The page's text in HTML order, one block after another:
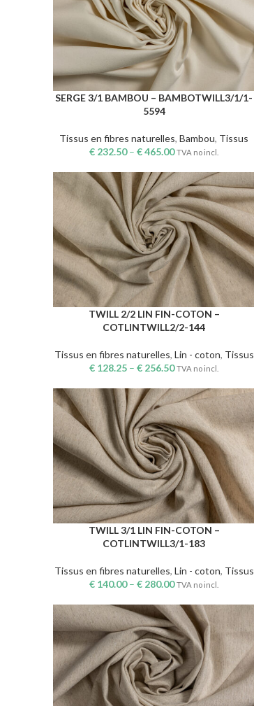
CHOIX DES OPTIONS
SERGE 3/1 BAMBOU – BAMBOTWILL3/1/1-
5594
Tissus en fibres naturelles,Bambou, Tissus
€ 232.50–€465.00 TVA no incl.
CHOIX DES OPTIONS
TWILL 2/2 LIN FIN-COTON –
COTLINTWILL2/2-144
Tissus en fibres naturelles, Lin - coton, Tissus
€ 128.25 –€ 256.50 TVA no incl.
CHOIX DES OPTIONS
TWILL 3/1 LIN FIN-COTON –
COTLINTWILL3/1-183
Tissus en fibres naturelles, Lin - coton, Tissus
€ 140.00–€ 280.00 TVA no incl.